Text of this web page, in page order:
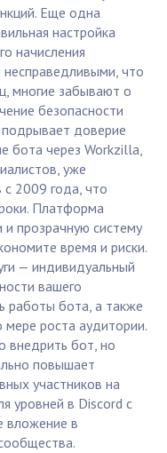
Еще одна
настройка
начисления
несправедливыми, что
многие забывают о
безопасности
доверие
бота через Workzilla,
уже
с 2009 года, что
Платформа
прозрачную систему
время и риски.
— индивидуальный
вашего
работы бота, а также
роста аудитории.
внедрить бот, но
повышает
участников на
уровней в Discord с
вложение в